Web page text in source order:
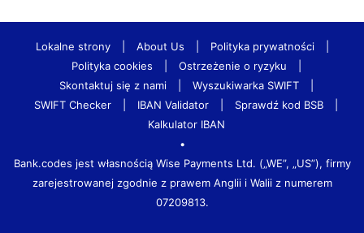
Lokalne strony About Us Polityka prywatności
Polityka cookies
Ostrzeżenie o ryzyku
Skontaktuj się z nami
Wyszukiwarka SWIFT
SWIFT Checker
IBAN Validator Sprawdź kod BSB
Kalkulator IBAN
•
Bank.codes jest własnością Wise Payments Ltd. („WE”, „US”), firmy
zarejestrowanej zgodnie z prawem Anglii i Walii z numerem
07209813.